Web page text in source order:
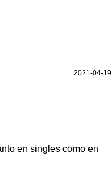
2021-04-19
en singles como en